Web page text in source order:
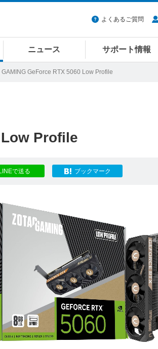
よくあるご質問
ニュース サポート情報
GAMING GeForce RTX 5060 Low Profile
Low Profile
LINEで送る ブックマーク